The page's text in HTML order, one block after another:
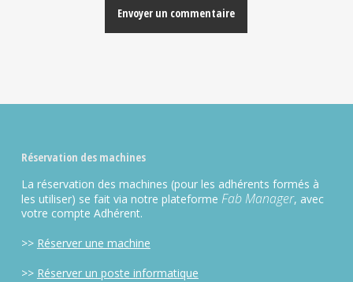
Réservation des machines
La réservation des machines (pour les adhérents formés à
les utiliser) se fait via notre plateforme Fab Manager, avec
votre compte Adhérent.
>> Réserver une machine
>> Réserver un poste informatique